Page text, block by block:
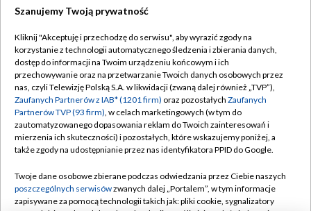
TVP
Abonament TVP
Emisja w TVP
Centrum informacji TVP
Naziemna Telewizja Cyfrowa
Rada Programowa
Regulamin TVP
Polityka prywatności
Moje zgody
Pomoc
Kontakt
Szanujemy Twoją prywatność
Kliknij "Akceptuję i przechodzę do serwisu", aby wyrazić zgody na
korzystanie z technologii automatycznego śledzenia i zbierania danych,
dostęp do informacji na Twoim urządzeniu końcowym i ich
przechowywanie oraz na przetwarzanie Twoich danych osobowych przez
nas, czyli Telewizję Polską S.A. w likwidacji (zwaną dalej również „TVP”),
Zaufanych Partnerów z IAB* (1201 firm) oraz pozostałych Zaufanych
Partnerów TVP (93 firm), w celach marketingowych (w tym do
zautomatyzowanego dopasowania reklam do Twoich zainteresowań i
mierzenia ich skuteczności) i pozostałych, które wskazujemy poniżej, a
także zgody na udostępnianie przez nas identyfikatora PPID do Google.
Twoje dane osobowe zbierane podczas odwiedzania przez Ciebie naszych
poszczególnych serwisówzwanych dalej „Portalem”, w tym informacje
zapisywane za pomocą technologii takich jak: pliki cookie, sygnalizatory